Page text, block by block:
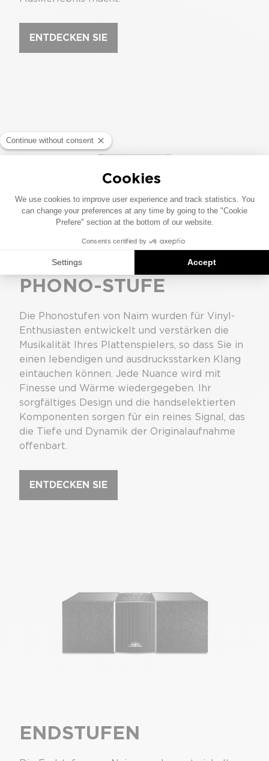
ENTDECKEN SIE
PHONO-STUFE
Die Phonostufen von Naim wurden für Vinyl-
Enthusiasten entwickelt und verstärken die
Musikalität Ihres Plattenspielers, so dass Sie in
einen lebendigen und ausdrucksstarken Klang
eintauchen können. Jede Nuance wird mit
Finesse und Wärme wiedergegeben. Ihr
sorgfältiges Design und die handselektierten
Komponenten sorgen für ein reines Signal, das
die Tiefe und Dynamik der Originalaufnahme
offenbart.
ENTDECKEN SIE
ENDSTUFEN